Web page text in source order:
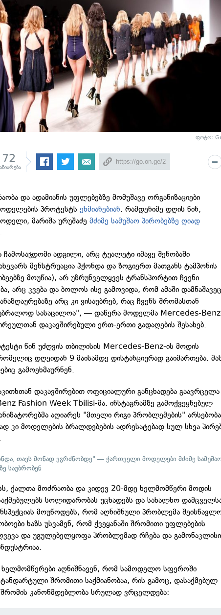
ფოტო:
72
და ადამიანის უფლებებზე მომუშავე ორგანიზაციები
პროტესტსეხმიანებიან. რამდენიმე დღის წინ,
მარიშა ურუშაძემძიმე სამუშაო პირობებზე ღიად
.
ადგილი, არც ტუალეტი იმავე შენობაში
მენსტრუაცია ჰქონდა და ზოგიერთ მათგანს ტამპონის
მოუწია), არ უზრუნველყვეს ტრანსპორტით ჩვენი
არც კვება და ბოლოს ისე გამოვიდა, რომ ამაში დამნაშავეც
არც კი ვისაუბრებ, რაც ჩვენს შრომასთან
სასაცილოა", — დაწერა მოდელმა Mercedes-
დაკავშირებული ერთ-ერთი გადაღების შესახებ.
წინ უძღვის თბილისის Mercedes-Benz-ის მოდის
დღეიდან 9 მაისამდე დისტანციურად გაიმართება.
გამოეხმაურნენ.
დაკავშირებით ოფიციალური განცხადება გაავრცელა
Fashion Week Tbilisi-მა. ინსტაგრამზე გამოქვეყნებულ
აღიარეს "მთელი რიგი პრობლემების"
კი მოდელების ბრალდებების ადრესატებად სულ სხვა
თავს მონად ვგრძნობდე" — ქართველი მოდელები მძიმე
საუბრობენ
ქალთა მოძრაობა და კიდევ 20-მდე ხელმომწერი მოდის
სოლიდარობას უცხადებს და სახალხო
მოუწოდებს, რომ აღნიშნული პრობლემა
ხაზს უსვამენ, რომ ქვეყანაში შრომითი უფლებების
და უგულებელყოფა პრობლემად რჩება და გამონაკლისი
ხელმომწერები აღნიშნავენ, რომ სამოდელო სფეროში
შრომითი საქმიანობაა, რის გამოც, დასაქმებულ
კანონმდებლობა სრულად ვრცელდება: